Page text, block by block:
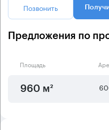
Позвонить
Предложения по
Площадь
960 м²